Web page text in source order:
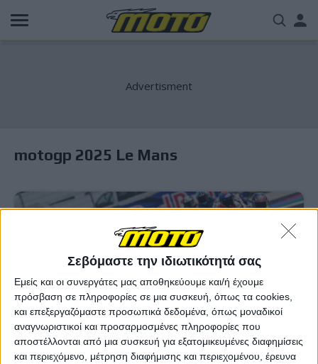
Σεβόμαστε την ιδιωτικότητά σας
Εμείς και οι συνεργάτες μας αποθηκεύουμε και/ή έχουμε
πρόσβαση σε πληροφορίες σε μια συσκευή, όπως τα cookies,
και επεξεργαζόμαστε προσωπικά δεδομένα, όπως μοναδικοί
αναγνωριστικοί και προσαρμοσμένες πληροφορίες που
αποστέλλονται από μια συσκευή για εξατομικευμένες διαφημίσεις
και περιεχόμενο, μέτρηση διαφήμισης και περιεχομένου, έρευνα
Παράκαμψη
προς
motogp 2025 Le Mans
Race News 19/12/2025